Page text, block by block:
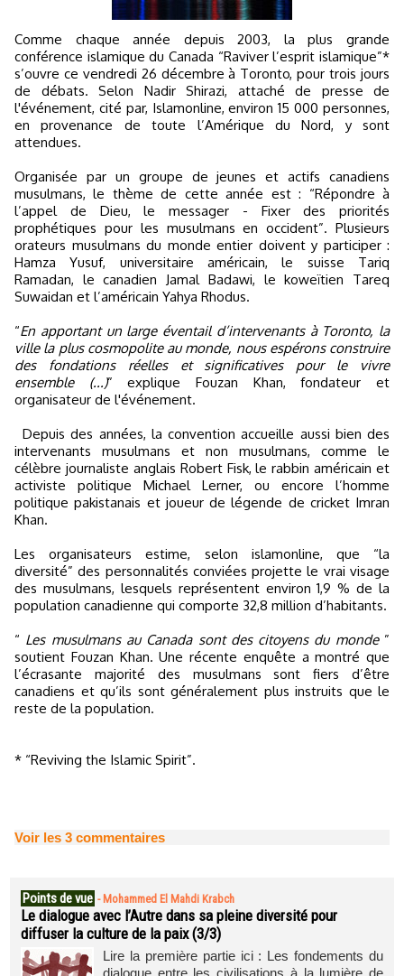
Comme chaque année depuis 2003, la plus grande
conférence islamique du Canada “Raviver l’esprit islamique”*
s’ouvre ce vendredi 26 décembre à Toronto, pour trois jours
de débats. Selon Nadir Shirazi, attaché de presse de
l'événement, cité par, Islamonline, environ 15 000 personnes,
en provenance de toute l’Amérique du Nord, y sont
attendues.
Organisée par un groupe de jeunes et actifs canadiens
musulmans, le thème de cette année est : “Répondre à
l’appel de Dieu, le messager - Fixer des priorités
prophétiques pour les musulmans en occident”. Plusieurs
orateurs musulmans du monde entier doivent y participer :
Hamza Yusuf, universitaire américain, le suisse Tariq
Ramadan, le canadien Jamal Badawi, le koweïtien Tareq
Suwaidan et l’américain Yahya Rhodus.
“En apportant un large éventail d’intervenants à Toronto, la
ville la plus cosmopolite au monde, nous espérons construire
des fondations réelles et significatives pour le vivre
ensemble (...)” explique Fouzan Khan, fondateur et
organisateur de l'événement.
Depuis des années, la convention accueille aussi bien des
intervenants musulmans et non musulmans, comme le
célèbre journaliste anglais Robert Fisk, le rabbin américain et
activiste politique Michael Lerner, ou encore l’homme
politique pakistanais et joueur de légende de cricket Imran
Khan.
Les organisateurs estime, selon islamonline, que “la
diversité” des personnalités conviées projette le vrai visage
des musulmans, lesquels représentent environ 1,9 % de la
population canadienne qui comporte 32,8 million d’habitants.
“ Les musulmans au Canada sont des citoyens du monde”
soutient Fouzan Khan. Une récente enquête a montré que
l’écrasante majorité des musulmans sont fiers d’être
canadiens et qu’ils sont généralement plus instruits que le
reste de la population.
* “Reviving the Islamic Spirit”.
Voir les 3 commentaires
Points de vue - Mohammed El Mahdi Krabch
Le dialogue avec l’Autre dans sa pleine diversité pour
diffuser la culture de la paix (3/3)
Lire la première partie ici : Les fondements du
dialogue entre les civilisations à la lumière de